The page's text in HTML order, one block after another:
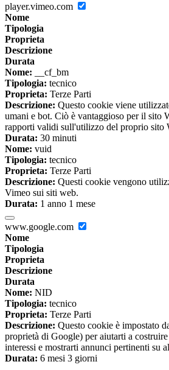
player.vimeo.com
Nome
Tipologia
Proprieta
Descrizione
Durata
Nome: __cf_bm
Tipologia: tecnico
Proprieta: Terze Parti
Descrizione: Questo cookie viene
umani e bot. Ciò è vantaggioso per il sito
rapporti validi sull'utilizzo del proprio sito
Durata: 30 minuti
Nome: vuid
Tipologia: tecnico
Proprieta: Terze Parti
Descrizione: Questi cookie vengono
Vimeo sui siti web.
Durata: 1 anno 1 mese
www.google.com
Nome
Tipologia
Proprieta
Descrizione
Durata
Nome: NID
Tipologia: tecnico
Proprieta: Terze Parti
Descrizione: Questo cookie è impostato
proprietà di Google) per aiutarti a
interessi e mostrarti annunci pertinenti su
Durata: 6 mesi 3 giorni